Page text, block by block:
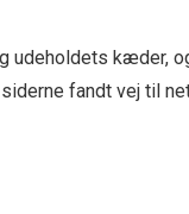
udeholdets kæder,
fandt vej til